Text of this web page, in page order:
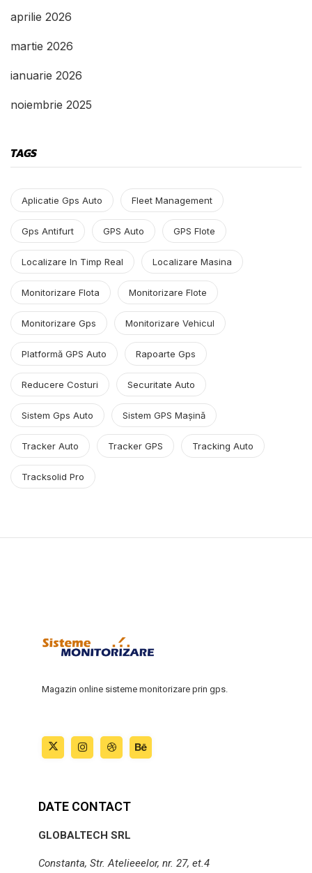
aprilie 2026
martie 2026
ianuarie 2026
noiembrie 2025
TAGS
Aplicatie Gps Auto Fleet Management
Gps Antifurt GPS Auto GPS Flote
Localizare In Timp Real Localizare Masina
Monitorizare Flota Monitorizare Flote
Monitorizare Gps Monitorizare Vehicul
Platformă GPS Auto Rapoarte Gps
Reducere Costuri Securitate Auto
Sistem Gps Auto Sistem GPS Mașină
Tracker Auto Tracker GPS Tracking Auto
Tracksolid Pro
Magazin online sisteme monitorizare prin gps.
DATE CONTACT
GLOBALTECH SRL
Constanta, Str. Atelieeelor, nr. 27, et.4